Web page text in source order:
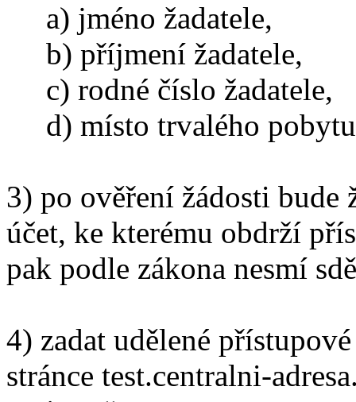
a) jméno žadatele,
b) příjmení žadatele,
c) rodné číslo žadatele,
d) místo trvalého pobytu
3) po ověření žádosti
účet, ke kterému obdrží
pak podle zákona nesmí
4) zadat udělené
stránce test.centralni-